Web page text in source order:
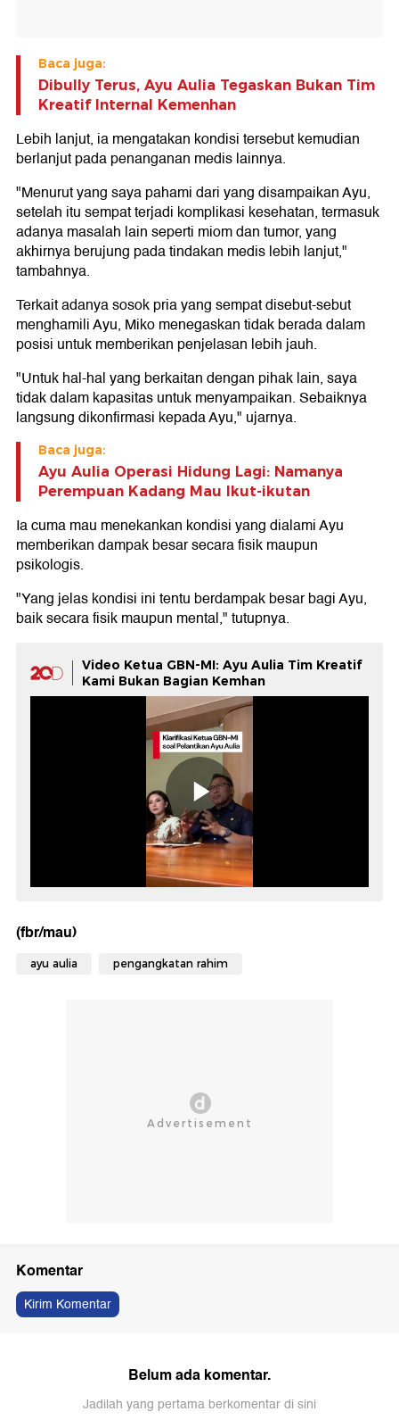
Baca juga:
Dibully Terus, Ayu Aulia Tegaskan Bukan Tim
Kreatif Internal Kemenhan
Lebih lanjut, ia mengatakan kondisi tersebut kemudian
berlanjut pada penanganan medis lainnya.
"Menurut yang saya pahami dari yang disampaikan Ayu,
setelah itu sempat terjadi komplikasi kesehatan, termasuk
adanya masalah lain seperti miom dan tumor, yang
akhirnya berujung pada tindakan medis lebih lanjut,"
tambahnya.
Terkait adanya sosok pria yang sempat disebut-sebut
menghamili Ayu, Miko menegaskan tidak berada dalam
posisi untuk memberikan penjelasan lebih jauh.
"Untuk hal-hal yang berkaitan dengan pihak lain, saya
tidak dalam kapasitas untuk menyampaikan. Sebaiknya
langsung dikonfirmasi kepada Ayu," ujarnya.
Baca juga:
Ayu Aulia Operasi Hidung Lagi: Namanya
Perempuan Kadang Mau Ikut-ikutan
Ia cuma mau menekankan kondisi yang dialami Ayu
memberikan dampak besar secara fisik maupun
psikologis.
"Yang jelas kondisi ini tentu berdampak besar bagi Ayu,
baik secara fisik maupun mental," tutupnya.
Video Ketua GBN-MI: Ayu Aulia Tim Kreatif
Kami Bukan Bagian Kemhan
(fbr/mau)
ayu aulia pengangkatan rahim
Komentar
Kirim Komentar
Belum ada komentar.
Jadilah yang pertama berkomentar di sini